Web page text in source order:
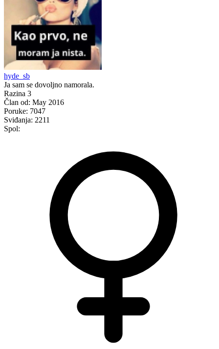
hyde_sb
Ja sam se dovoljno namorala.
Razina 3
Član od: May 2016
Poruke: 7047
Sviđanja: 2211
Spol: